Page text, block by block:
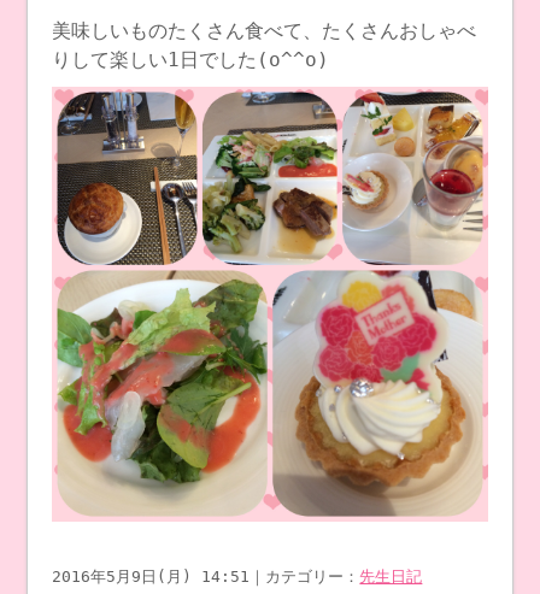
美味しいものたくさん食べて、たくさんおしゃべ
りして楽しい1日でした(o^^o)
2016年5月9日(月) 14:51｜カテゴリー：先生日記